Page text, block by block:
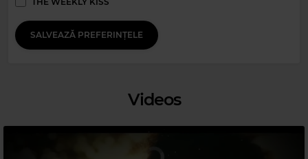
SALVEAZĂ PREFERINȚELE
Videos